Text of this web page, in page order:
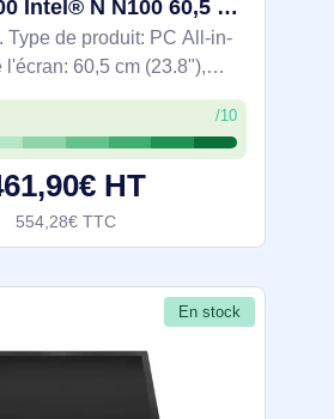
Lenovo A100 Intel® N N100 60,5 cm (23.8") 1920 x 1080 pixels PC All-in-One 8 Go DDR5-SDRAM 512 Go SS - F0JN0032FR
Type de produit: PC All-in-
l'écran: 60,5 cm (23.8"),
HD, Résolution de l'écran:
Type de panneau:
processeur: Intel® N.
/10
HT
554,28€ TTC
En stock